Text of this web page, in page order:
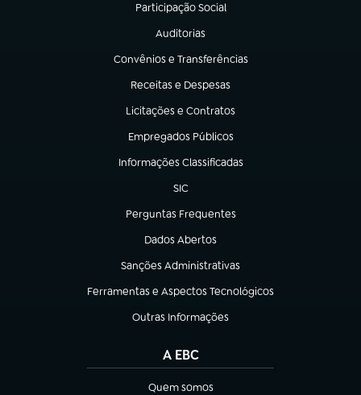
Participação Social
(abre em nova aba)
Auditorias
(abre em nova aba)
Convênios e Transferências
(abre em nova aba)
Receitas e Despesas
(abre em nova aba)
Licitações e Contratos
(abre em nova aba)
Empregados Públicos
(abre em nova aba)
Informações Classificadas
(abre em nova aba)
SIC
(abre em nova aba)
Perguntas Frequentes
(abre em nova aba)
Dados Abertos
(abre em nova aba)
Sanções Administrativas
(abre em nova aba)
Ferramentas e Aspectos Tecnológicos
(abre em nova aba)
Outras Informações
(abre em nova aba)
A EBC
Quem somos